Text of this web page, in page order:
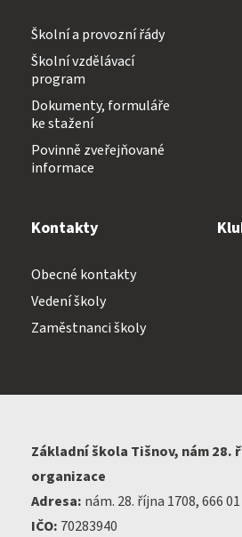
Školní a provozní řády
Školní vzdělávací
program
Dokumenty, formuláře
ke stažení
Povinně zveřejňované
informace
Kontakty
Obecné kontakty
Vedení školy
Zaměstnanci školy
Základní škola Tišnov, nám 28.
organizace
Adresa: nám. 28. října 1708, 666
IČO: 70283940